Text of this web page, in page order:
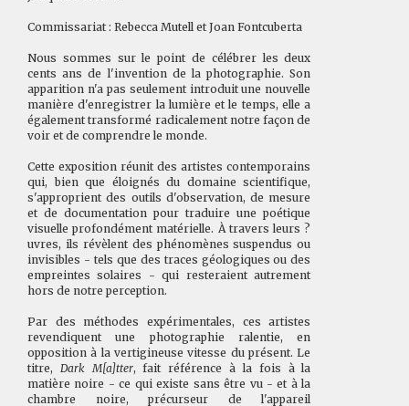
Commissariat : Rebecca Mutell et Joan Fontcuberta
Nous sommes sur le point de célébrer les deux
cents ans de l'invention de la photographie. Son
apparition n'a pas seulement introduit une nouvelle
manière d'enregistrer la lumière et le temps, elle a
également transformé radicalement notre façon de
voir et de comprendre le monde.
Cette exposition réunit des artistes contemporains
qui, bien que éloignés du domaine scientifique,
s'approprient des outils d'observation, de mesure
et de documentation pour traduire une poétique
visuelle profondément matérielle. À travers leurs ?
uvres, ils révèlent des phénomènes suspendus ou
invisibles - tels que des traces géologiques ou des
empreintes solaires - qui resteraient autrement
hors de notre perception.
Par des méthodes expérimentales, ces artistes
revendiquent une photographie ralentie, en
opposition à la vertigineuse vitesse du présent. Le
titre, Dark M[a]tter, fait référence à la fois à la
matière noire - ce qui existe sans être vu - et à la
chambre noire, précurseur de l'appareil